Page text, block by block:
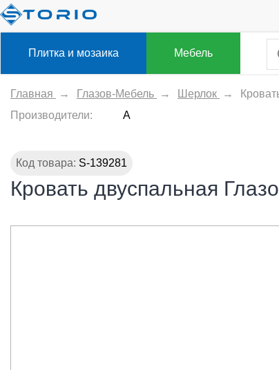
Плитка и мозаика Мебель
Главная → Глазов-Мебель → Шерлок →
Производители:
A
Код товара: S-139281
Кровать двуспальная